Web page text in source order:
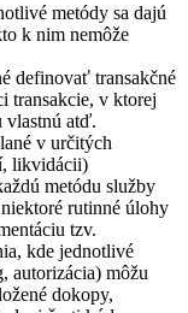
metódy sa dajú
k nim nemôže
definovať transakčné
transakcie, v ktorej
vlastnú atď.
v určitých
likvidácii)
metódu služby
rutinné úlohy
tzv.
kde jednotlivé
autorizácia) môžu
dokopy,